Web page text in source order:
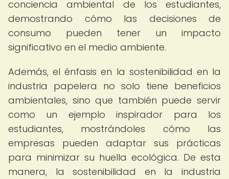
conciencia ambiental de los estudiantes,
demostrando cómo las decisiones de
consumo pueden tener un impacto
significativo en el medio ambiente.
Además, el énfasis en la sostenibilidad en la
industria papelera no solo tiene beneficios
ambientales, sino que también puede servir
como un ejemplo inspirador para los
estudiantes, mostrándoles cómo las
empresas pueden adaptar sus prácticas
para minimizar su huella ecológica. De esta
manera, la sostenibilidad en la industria